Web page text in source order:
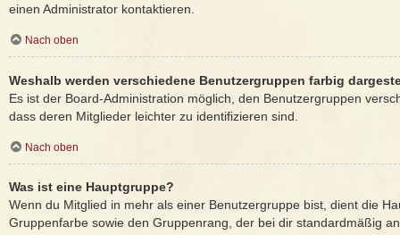
einen Administrator kontaktieren.
Nach oben
Weshalb werden verschiedene Benutzergruppen farbig
Es ist der Board-Administration möglich, den Benutzergruppen
dass deren Mitglieder leichter zu identifizieren sind.
Nach oben
Was ist eine Hauptgruppe?
Wenn du Mitglied in mehr als einer Benutzergruppe bist, dient die
Gruppenfarbe sowie den Gruppenrang, der bei dir standardmäßig